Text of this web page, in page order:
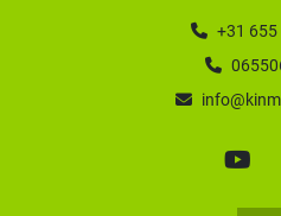
+31 655